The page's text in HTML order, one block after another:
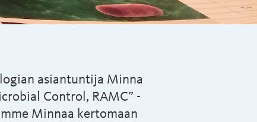
asiantuntija Minna
Control, RAMC” -
Minnaa kertomaan